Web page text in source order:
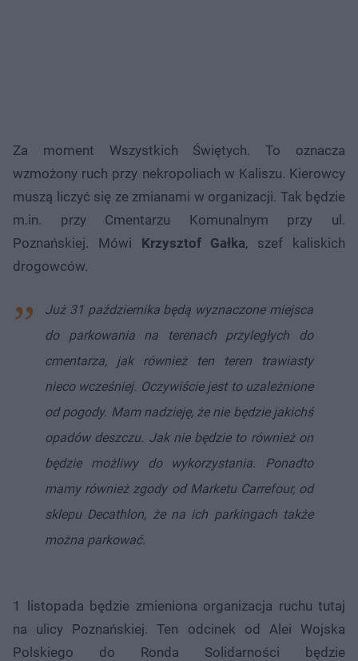
Za moment Wszystkich Świętych. To oznacza
wzmożony ruch przy nekropoliach w Kaliszu. Kierowcy
muszą liczyć się ze zmianami w organizacji. Tak będzie
m.in. przy Cmentarzu Komunalnym przy ul.
Poznańskiej. Mówi Krzysztof Gałka, szef kaliskich
drogowców.
Już 31 października będą wyznaczone miejsca
do parkowania na terenach przyległych do
cmentarza, jak również ten teren trawiasty
nieco wcześniej. Oczywiście jest to uzależnione
od pogody. Mam nadzieję, że nie będzie jakichś
opadów deszczu. Jak nie będzie to również on
będzie możliwy do wykorzystania. Ponadto
mamy również zgody od Marketu Carrefour, od
sklepu Decathlon, że na ich parkingach także
można parkować.
1 listopada będzie zmieniona organizacja ruchu tutaj
na ulicy Poznańskiej. Ten odcinek od Alei Wojska
Polskiego do Ronda Solidarności będzie